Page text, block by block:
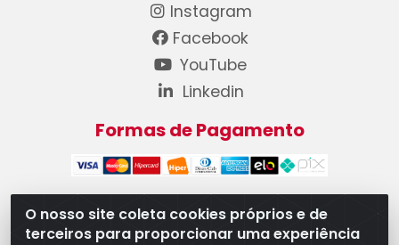
O nosso site coleta cookies próprios e de
terceiros para proporcionar uma experiência
Instagram
Facebook
YouTube
Linkedin
Formas de Pagamento
WB Componentes Automotivos LTDA - CNPJ